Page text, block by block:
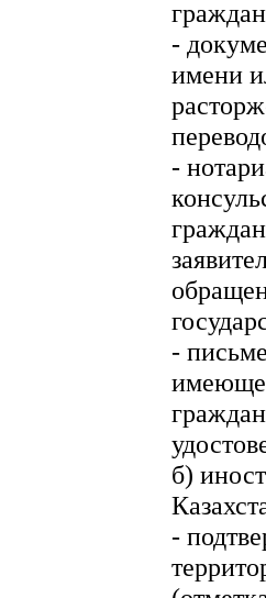
-
имени
-
-
б)
-